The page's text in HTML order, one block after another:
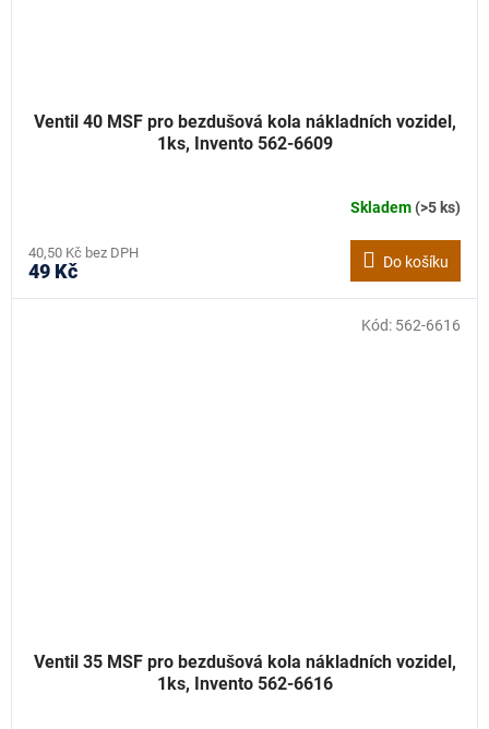
Ventil 40 MSF pro bezdušová kola nákladních vozidel,
1ks, Invento 562-6609
Skladem(>5 ks)
40,50 Kč bez DPH
49 Kč Do košíku
Ventil 35 MSF pro bezdušová kola nákladních vozidel,
1ks, Invento 562-6616
Kód: 562-6616